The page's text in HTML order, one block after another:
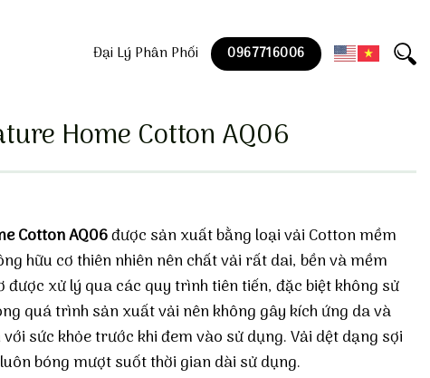
Đại Lý Phân Phối 0967716006
Home Cotton AQ06
Cotton AQ06được sản xuất bằng loại vải Cotton mềm
hữu cơ thiên nhiên nên chất vải rất dai, bền và mềm
được xử lý qua các quy trình tiên tiến, đặc biệt không sử
quá trình sản xuất vải nên không gây kích ứng da và
sức khỏe trước khi đem vào sử dụng. Vải dệt dạng sợi
bóng mượt suốt thời gian dài sử dụng.